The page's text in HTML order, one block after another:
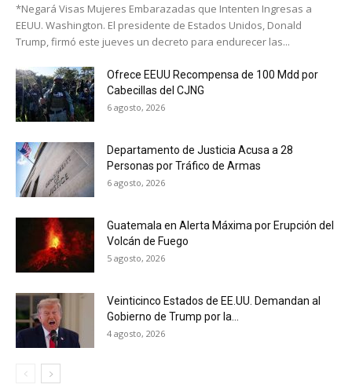
*Negará Visas Mujeres Embarazadas que Intenten Ingresas a
EEUU. Washington. El presidente de Estados Unidos, Donald
Trump, firmó este jueves un decreto para endurecer las...
Ofrece EEUU Recompensa de 100 Mdd por
Cabecillas del CJNG
6 agosto, 2026
Departamento de Justicia Acusa a 28
Personas por Tráfico de Armas
6 agosto, 2026
Guatemala en Alerta Máxima por Erupción del
Volcán de Fuego
5 agosto, 2026
Veinticinco Estados de EE.UU. Demandan al
Gobierno de Trump por la...
4 agosto, 2026